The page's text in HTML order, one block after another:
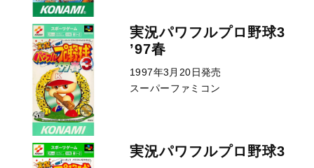
実況パワフルプロ野球3
’97春
1997年3月20日発売
スーパーファミコン
実況パワフルプロ野球3